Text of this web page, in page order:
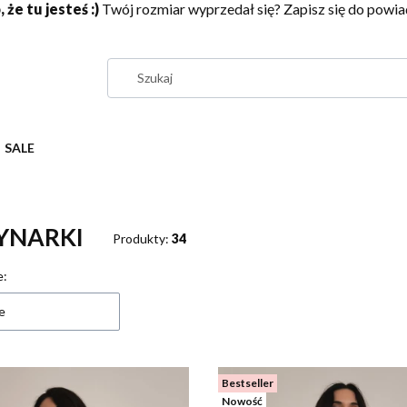
że tu jesteś :) Twój rozmiar wyprzedał się? Zapisz się do
SALE
Produkty: 34
Bestseller
Nowość